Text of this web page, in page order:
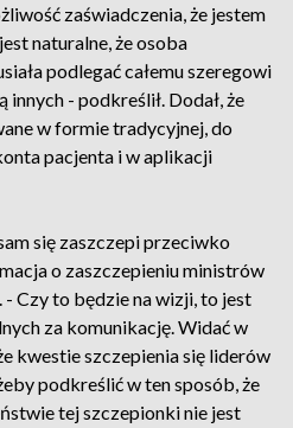
zaświadczenia, że jestem
naturalne, że osoba
podlegać całemu szeregowi
- podkreślił. Dodał, że
w formie tradycyjnej, do
pacjenta i w aplikacji
się zaszczepi przeciwko
o zaszczepieniu ministrów
Czy to będzie na wizji, to jest
za komunikację. Widać w
kwestie szczepienia się liderów
podkreślić w ten sposób, że
tej szczepionki nie jest